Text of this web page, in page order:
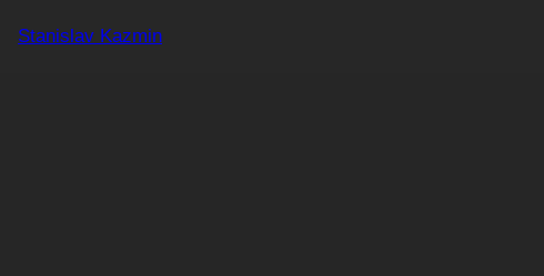
Inhalt
Stanislav Kazmin